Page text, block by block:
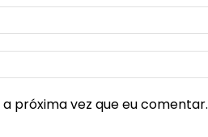
próxima vez que eu comentar.